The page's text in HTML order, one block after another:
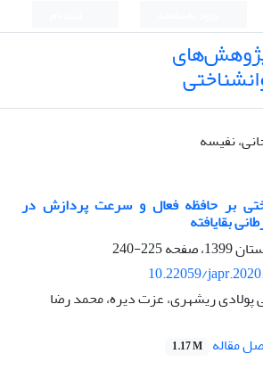
نفیسه
بر حافظه فعال و سرعت پردازش در
بقایافته
225-240
10.22059/
پولادی ریشهری، عزت دیره، محمد رضا
مقاله 1.17 M